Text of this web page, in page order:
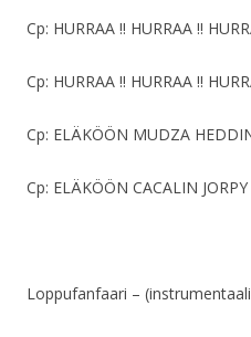
Cp: HURRAA !! HURRAA !!
Cp: HURRAA !! HURRAA !!
Cp: ELÄKÖÖN MUDZA
Cp: ELÄKÖÖN CACALIN JORPY
Loppufanfaari –